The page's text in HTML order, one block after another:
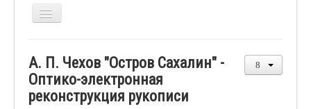
Включить/
О фонде
Онлайн библиотека
А. П. Чехов "Остров Сахалин" -
Оптико-электронная
реконструкция рукописи